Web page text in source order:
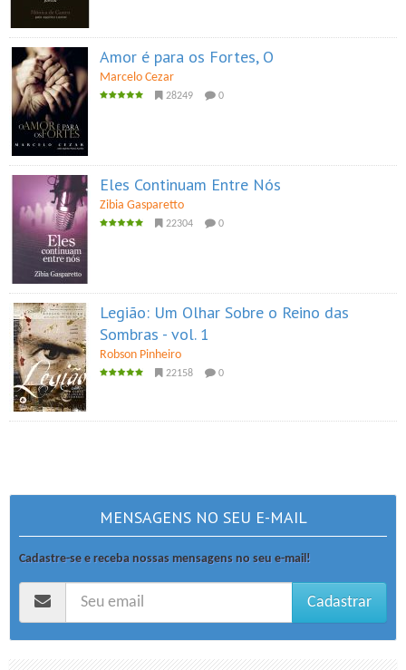
Amor é para os Fortes, O
Marcelo Cezar
28249 0
Eles Continuam Entre Nós
Zibia Gasparetto
22304 0
Legião: Um Olhar Sobre o Reino das
Sombras - vol. 1
Robson Pinheiro
22158 0
MENSAGENS NO SEU E-MAIL
Cadastre-se e receba nossas mensagens no seu e-mail!
Cadastrar